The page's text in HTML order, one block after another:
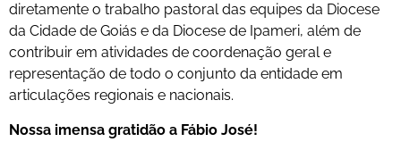
diretamente o trabalho pastoral das equipes da Diocese
da Cidade de Goiás e da Diocese de Ipameri, além de
contribuir em atividades de coordenação geral e
representação de todo o conjunto da entidade em
articulações regionais e nacionais.
Nossa imensa gratidão a Fábio José!